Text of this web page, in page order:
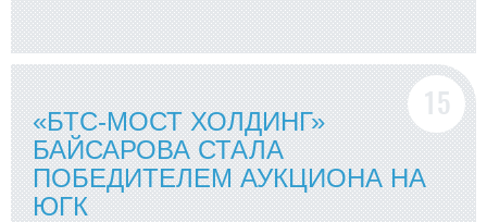
«БТС-МОСТ ХОЛДИНГ»
БАЙСАРОВА СТАЛА
ПОБЕДИТЕЛЕМ АУКЦИОНА НА
ЮГК